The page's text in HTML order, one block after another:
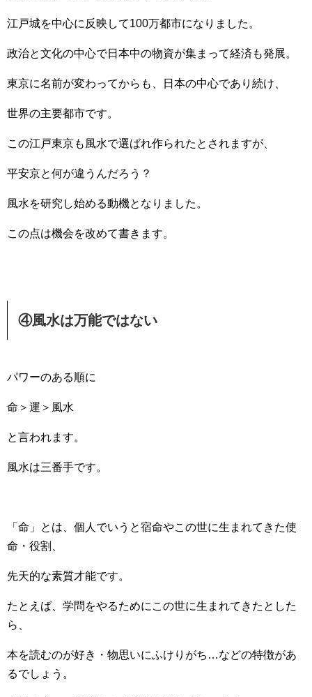
江戸城を中心に反映して100万都市になりました。
政治と文化の中心で日本中の物資が集まって経済も発展。
東京に名前が変わってからも、日本の中心であり続け、
世界の主要都市です。
この江戸東京も風水で選ばれ作られたとされますが、
平安京と何が違うんだろう？
風水を研究し始める動機となりました。
この点は機会を改めて書きます。
④風水は万能ではない
パワーのある順に
命＞運＞風水
と言われます。
風水は三番手です。
「命」とは、個人でいうと宿命やこの世に生まれてきた使
命・役割、
先天的な素質才能です。
たとえば、学問をやるためにこの世に生まれてきたとした
ら、
本を読むのが好き・物思いにふけりがち…などの特徴があ
るでしょう。